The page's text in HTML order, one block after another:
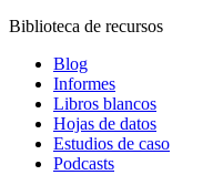
Biblioteca de recursos
Blog
Informes
Libros blancos
Hojas de datos
Estudios de caso
Podcasts